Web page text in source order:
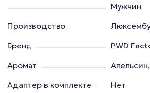
Мужчин
Производство
Бренд
PWD
Аромат
Адаптер в комплекте
Нет